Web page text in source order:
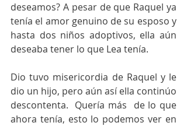
deseamos? A pesar de que Raquel ya
tenía el amor genuino de su esposo y
hasta dos niños adoptivos, ella aún
deseaba tener lo que Lea tenía.
Dio tuvo misericordia de Raquel y le
dio un hijo, pero aún así ella continúo
descontenta.  Quería más  de lo que
ahora tenía, esto lo podemos ver en